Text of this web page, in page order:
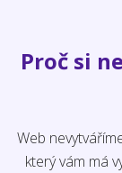
Proč si
Web
který vám má